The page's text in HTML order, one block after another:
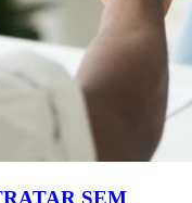
SEM